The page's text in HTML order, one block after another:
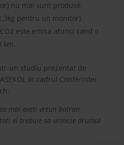
nu mai sunt produse
pentru un monitor).
este emisa atunci cand o
km.
un studiu prezentat de
in cadrul Conferintei
mai aveti vreun batran
el trebuie sa urmeze drumul